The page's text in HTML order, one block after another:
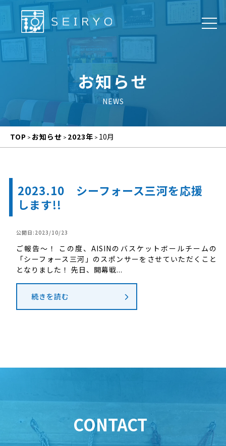
お知らせ
TOP > お知らせ > 2023年 > 10月
2023.10 シーフォース三河を応援
します!!
公開日:2023/10/23
ご報告～！ この度、AISINのバスケットボールチームの
「シーフォース三河」のスポンサーをさせていただくこと
となりました！ 先日、開幕戦...
続きを読む
CONTACT